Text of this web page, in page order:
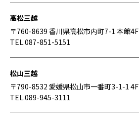
高松三越
〒760-8639 香川県高松市内町7-1 本館4F
TEL.087-851-5151
松山三越
〒790-8532 愛媛県松山市一番町3-1-1 4F
TEL.089-945-3111